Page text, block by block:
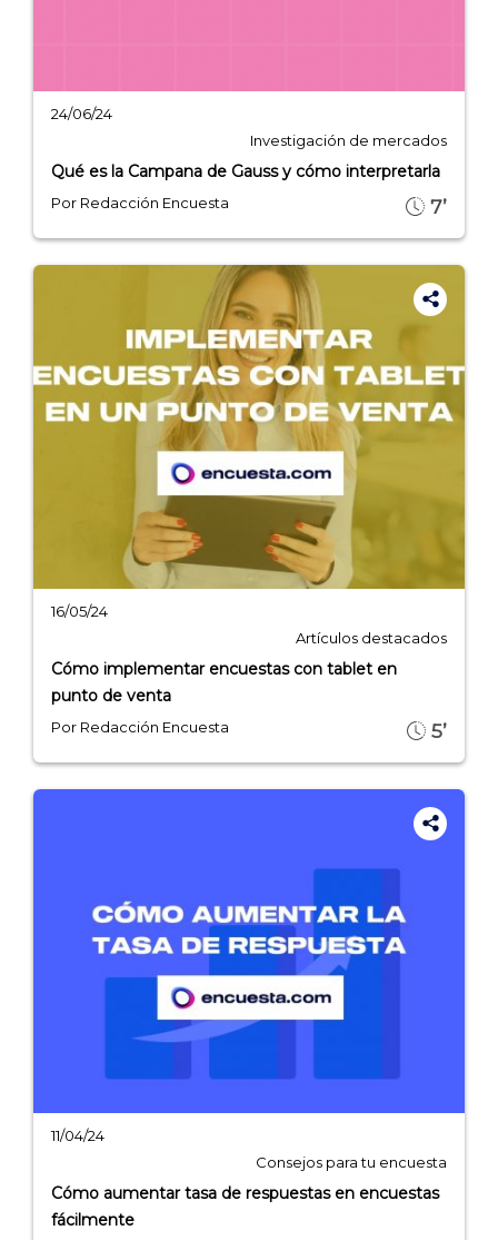
24/06/24
Investigación de mercados
Qué es la Campana de Gauss y cómo interpretarla
Por Redacción Encuesta 7’
16/05/24
Artículos destacados
Cómo implementar encuestas con tablet en
punto de venta
Por Redacción Encuesta 5’
11/04/24
Consejos para tu encuesta
Cómo aumentar tasa de respuestas en encuestas
fácilmente